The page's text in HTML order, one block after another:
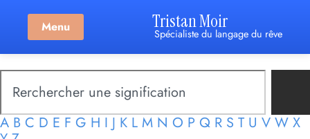
Menu Tristan Moir
Spécialiste du langage du rêve
A B C D E F G H I J K L M N O P Q R S T U V W X